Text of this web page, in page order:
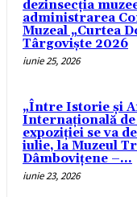
dezinsecția
administrarea
Muzeal „Curtea
Târgoviște 2026
iunie 25, 2026
„Între Istorie și
Internațională
expoziţiei se va
iulie, la Muzeul
Dâmbovițene –...
iunie 23, 2026